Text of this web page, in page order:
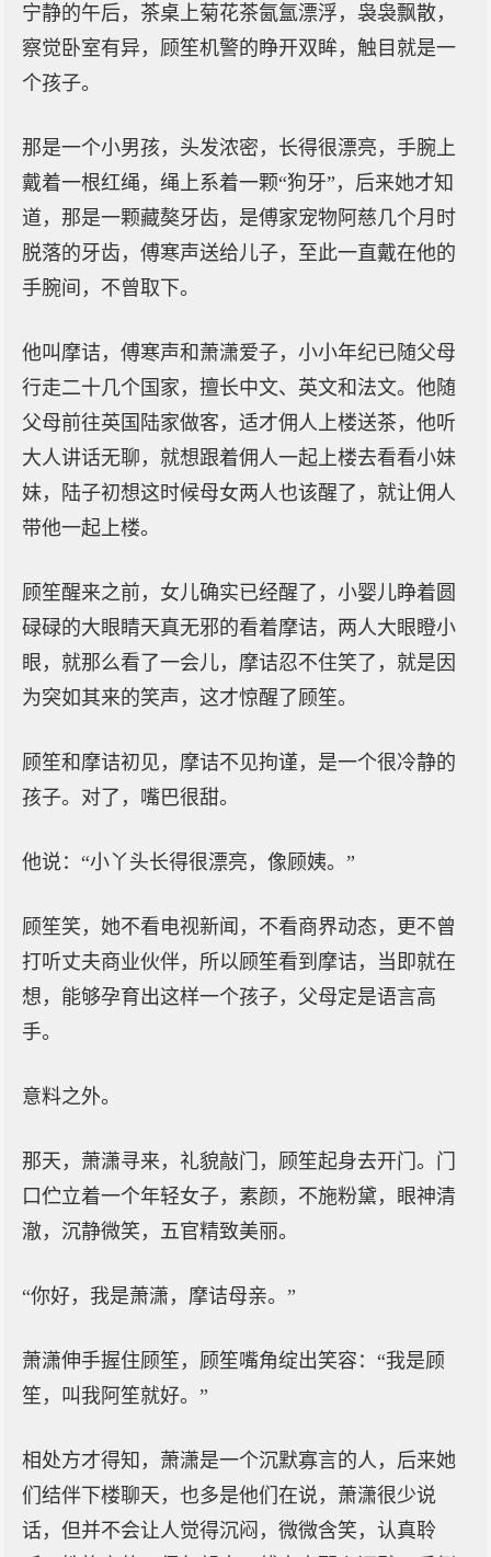
宁静的午后，茶桌上菊花茶氤氲漂浮，袅袅飘散，
察觉卧室有异，顾笙机警的睁开双眸，触目就是一
个孩子。
那是一个小男孩，头发浓密，长得很漂亮，手腕上
戴着一根红绳，绳上系着一颗“狗牙”，后来她才知
道，那是一颗藏獒牙齿，是傅家宠物阿慈几个月时
脱落的牙齿，傅寒声送给儿子，至此一直戴在他的
手腕间，不曾取下。
他叫摩诘，傅寒声和萧潇爱子，小小年纪已随父母
行走二十几个国家，擅长中文、英文和法文。他随
父母前往英国陆家做客，适才佣人上楼送茶，他听
大人讲话无聊，就想跟着佣人一起上楼去看看小妹
妹，陆子初想这时候母女两人也该醒了，就让佣人
带他一起上楼。
顾笙醒来之前，女儿确实已经醒了，小婴儿睁着圆
碌碌的大眼睛天真无邪的看着摩诘，两人大眼瞪小
眼，就那么看了一会儿，摩诘忍不住笑了，就是因
为突如其来的笑声，这才惊醒了顾笙。
顾笙和摩诘初见，摩诘不见拘谨，是一个很冷静的
孩子。对了，嘴巴很甜。
他说：“小丫头长得很漂亮，像顾姨。”
顾笙笑，她不看电视新闻，不看商界动态，更不曾
打听丈夫商业伙伴，所以顾笙看到摩诘，当即就在
想，能够孕育出这样一个孩子，父母定是语言高
手。
意料之外。
那天，萧潇寻来，礼貌敲门，顾笙起身去开门。门
口伫立着一个年轻女子，素颜，不施粉黛，眼神清
澈，沉静微笑，五官精致美丽。
“你好，我是萧潇，摩诘母亲。”
萧潇伸手握住顾笙，顾笙嘴角绽出笑容：“我是顾
笙，叫我阿笙就好。”
相处方才得知，萧潇是一个沉默寡言的人，后来她
们结伴下楼聊天，也多是他们在说，萧潇很少说
话，但并不会让人觉得沉闷，微微含笑，认真聆